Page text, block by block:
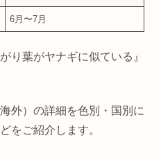
6月〜7月
り葉がヤナギに似ている』
外）の詳細を色別・国別に
をご紹介します。